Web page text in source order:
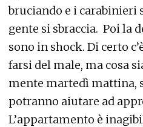
bruciando e i carabinieri
gente si sbraccia. Poi la
sono in shock. Di certo
farsi del male, ma cosa
mente martedì mattina,
potranno aiutare ad
L’appartamento è